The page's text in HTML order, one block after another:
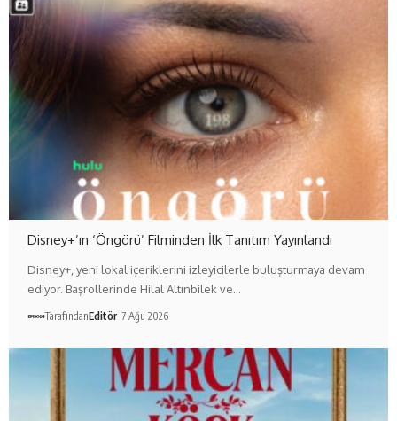
Disney+’ın ‘Öngörü’ Filminden İlk Tanıtım Yayınlandı
Disney+, yeni lokal içeriklerini izleyicilerle buluşturmaya devam
ediyor. Başrollerinde Hilal Altınbilek ve…
TarafındanEditör 7 Ağu 2026